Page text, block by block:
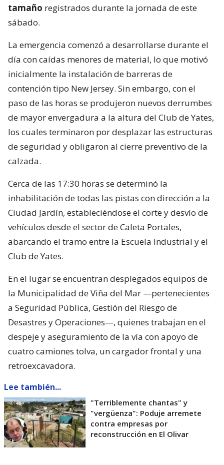
tamaño registrados durante la jornada de este
sábado.
La emergencia comenzó a desarrollarse durante el
día con caídas menores de material, lo que motivó
inicialmente la instalación de barreras de
contención tipo New Jersey. Sin embargo, con el
paso de las horas se produjeron nuevos derrumbes
de mayor envergadura a la altura del Club de Yates,
los cuales terminaron por desplazar las estructuras
de seguridad y obligaron al cierre preventivo de la
calzada.
Cerca de las 17:30 horas se determinó la
inhabilitación de todas las pistas con dirección a la
Ciudad Jardín, estableciéndose el corte y desvío de
vehículos desde el sector de Caleta Portales,
abarcando el tramo entre la Escuela Industrial y el
Club de Yates.
En el lugar se encuentran desplegados equipos de
la Municipalidad de Viña del Mar —pertenecientes
a Seguridad Pública, Gestión del Riesgo de
Desastres y Operaciones—, quienes trabajan en el
despeje y aseguramiento de la vía con apoyo de
cuatro camiones tolva, un cargador frontal y una
retroexcavadora.
Lee también...
"Terriblemente chantas" y
"vergüenza": Poduje arremete
contra empresas por
reconstrucción en El Olivar